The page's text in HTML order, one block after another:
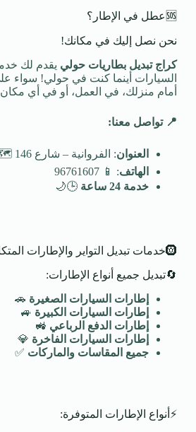
🆘عطل في الإطار؟
نحن نصل إليك في مكانك!
كراج تبديل بطاريات حولي يقدم لك
السيارات أينما كنت في حولي! سواء
أمام منزلك، في العمل، أو في أي مكان! 📞
📍 تواصل معنا:
العنوان: الفروانية – شارع 146 🗺️
الهاتف: 📱 96761607
خدمة 24 ساعة
🕒🌙
🛞خدمات تبديل التواير والإطارات المتكاملة:
🔄تبديل جميع أنواع الإطارات:
إطارات السيارات الصغيرة 🚗
إطارات السيارات الكبيرة 🚙
إطارات الدفع الرباعي 🚜
إطارات السيارات الفاخرة 💎
جميع المقاسات والماركات ✅
⚡أنواع الإطارات المتوفرة: